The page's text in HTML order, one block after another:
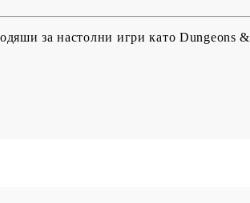
за настолни игри като Dungeons &